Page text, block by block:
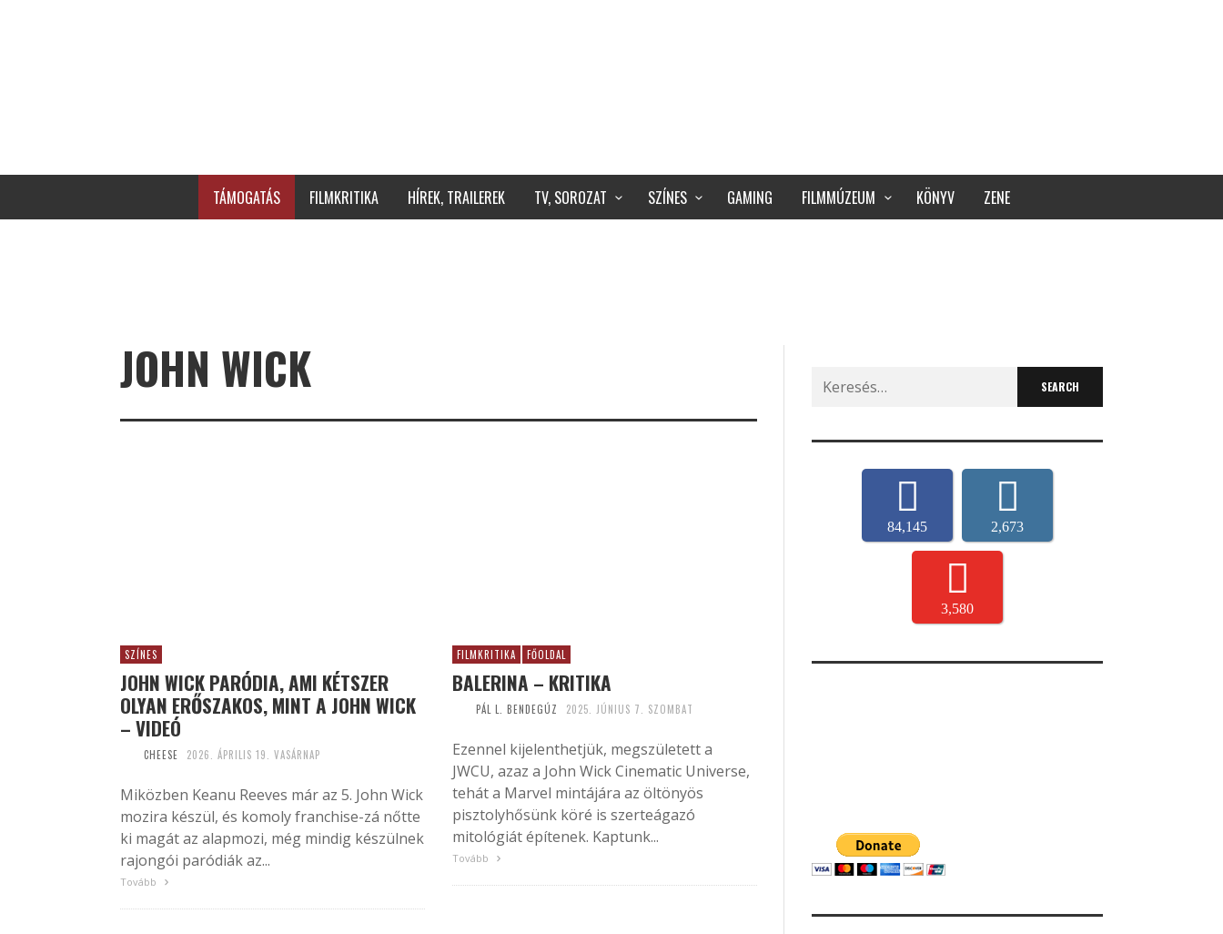
TÁMOGATÁS FILMKRITIKA HÍREK, TRAILEREK TV, SOROZAT SZÍNES GAMING FILMMÚZEUM KÖNYV ZENE
JOHN WICK
SZÍNES
JOHN WICK PARÓDIA, AMI KÉTSZER
OLYAN ERŐSZAKOS, MINT A JOHN WICK
– VIDEÓ
CHEESE 2026. ÁPRILIS 19. VASÁRNAP
Miközben Keanu Reeves már az 5. John Wick
mozira készül, és komoly franchise-zá nőtte
ki magát az alapmozi, még mindig készülnek
rajongói paródiák az...
Tovább
FILMKRITIKA FŐOLDAL
BALERINA – KRITIKA
PÁL L. BENDEGÚZ 2025. JÚNIUS 7. SZOMBAT
Ezennel kijelenthetjük, megszületett a
JWCU, azaz a John Wick Cinematic Universe,
tehát a Marvel mintájára az öltönyös
pisztolyhősünk köré is szerteágazó
mitológiát építenek. Kaptunk...
Tovább
Search
for:
84,145 2,673
3,580